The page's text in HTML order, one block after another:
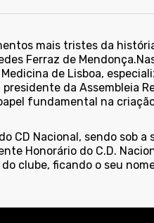
mais tristes da
Ferraz de
de Lisboa,
da Assembleia
fundamental na
CD Nacional, sendo sob
Honorário do C.D.
clube, ficando o seu